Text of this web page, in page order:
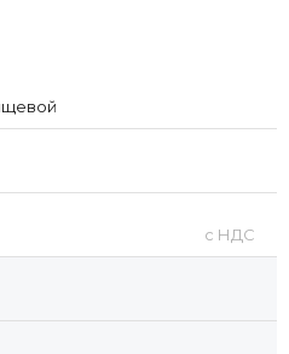
с НДС